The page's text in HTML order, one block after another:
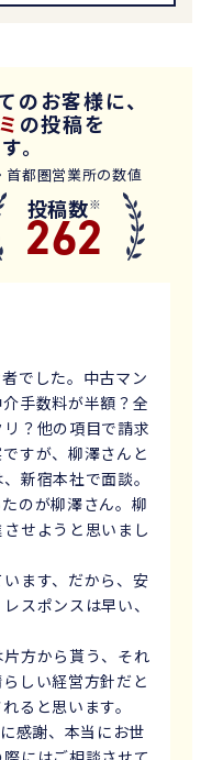
のお客様に、
の投稿を
。
都圏営業所の数値
投稿数※
262
でした。中古マン
手数料が半額？全
？他の項目で請求
すが、柳澤さんと
新宿本社で面談。
のが柳澤さん。柳
せようと思いまし
ます、だから、安
スポンスは早い、
方から貰う、それ
しい経営方針だと
ると思います。
感謝、本当にお世